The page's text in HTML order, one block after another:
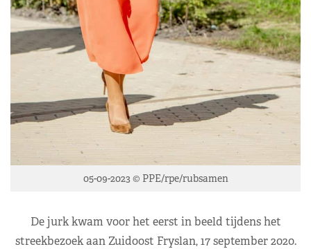
05-09-2023 © PPE/rpe/rubsamen
De jurk kwam voor het eerst in beeld tijdens het
streekbezoek aan Zuidoost Fryslan, 17 september 2020.